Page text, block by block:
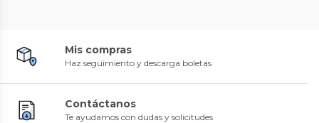
Mis compras
Haz seguimiento y descarga boletas
Contáctanos
Te ayudamos con dudas y solicitudes